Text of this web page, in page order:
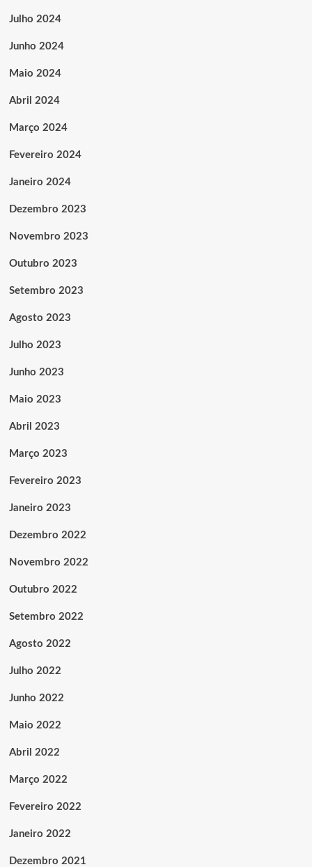
Julho 2024
Junho 2024
Maio 2024
Abril 2024
Março 2024
Fevereiro 2024
Janeiro 2024
Dezembro 2023
Novembro 2023
Outubro 2023
Setembro 2023
Agosto 2023
Julho 2023
Junho 2023
Maio 2023
Abril 2023
Março 2023
Fevereiro 2023
Janeiro 2023
Dezembro 2022
Novembro 2022
Outubro 2022
Setembro 2022
Agosto 2022
Julho 2022
Junho 2022
Maio 2022
Abril 2022
Março 2022
Fevereiro 2022
Janeiro 2022
Dezembro 2021